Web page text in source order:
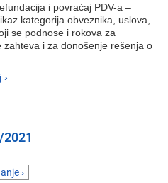
i povraćaj PDV-a –
kategorija obveznika, uslova,
se podnose i rokova za
zahteva i za donošenje rešenja o
›
›